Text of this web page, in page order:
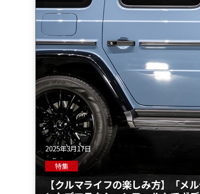
2025年3月17日
特集
【クルマライフの楽しみ方】「